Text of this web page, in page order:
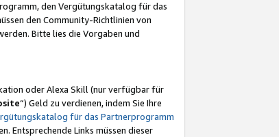
den Vergütungskatalog für das
den Community-Richtlinien von
Bitte lies die Vorgaben und
oder Alexa Skill (nur verfügbar für
“) Geld zu verdienen, indem Sie Ihre
für das Partnerprogramm
Entsprechende Links müssen dieser